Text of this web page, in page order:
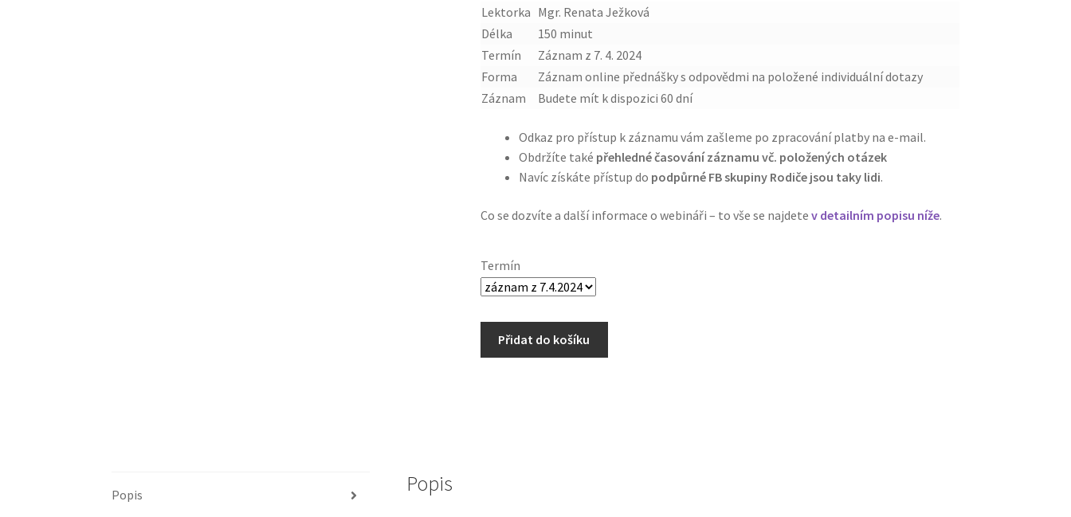
Lektorka Mgr. Renata Ježková
Délka
150 minut
Termín
Záznam z 7. 4. 2024
Forma
Záznam online přednášky s odpovědmi na položené individuální dotazy
Záznam
Budete mít k dispozici 60 dní
Odkaz pro přístup k záznamu vám zašleme po zpracování platby na e-mail.
Obdržíte také přehledné časování záznamu vč. položených otázek
Navíc získáte přístup do podpůrné FB skupiny Rodiče jsou taky lidi.
Co se dozvíte a další informace o webináři – to vše se najdete v detailním popisu níže.
Termín
Přidat do košíku
Popis Popis